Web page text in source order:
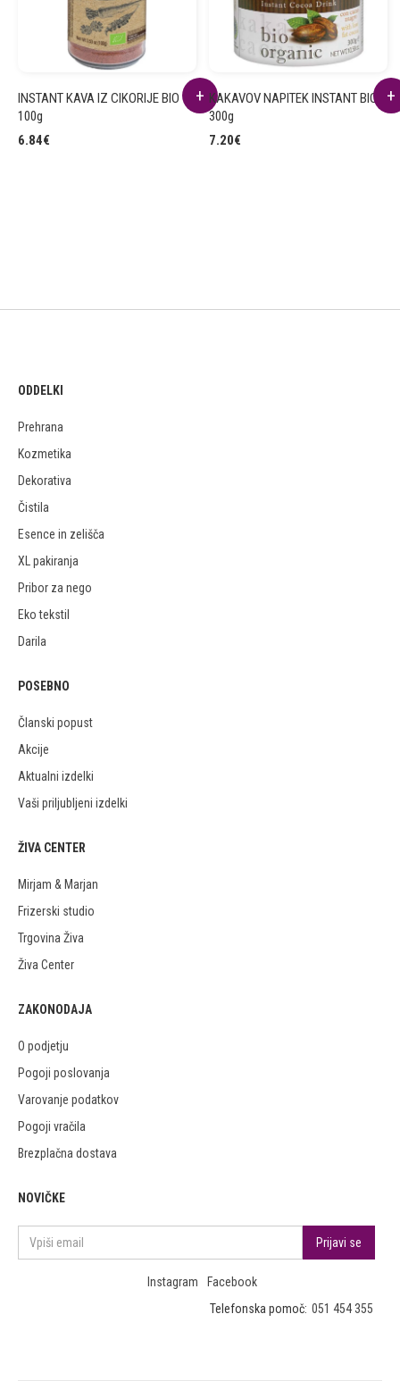
INSTANT KAVA IZ CIKORIJE BIO
100g
6.84€
KAKAVOV NAPITEK INSTANT BIO
300g
7.20€
ODDELKI
Prehrana
Kozmetika
Dekorativa
Čistila
Esence in zelišča
XL pakiranja
Pribor za nego
Eko tekstil
Darila
POSEBNO
Članski popust
Akcije
Aktualni izdelki
Vaši priljubljeni izdelki
ŽIVA CENTER
Mirjam & Marjan
Frizerski studio
Trgovina Živa
Živa Center
ZAKONODAJA
O podjetju
Pogoji poslovanja
Varovanje podatkov
Pogoji vračila
Brezplačna dostava
NOVIČKE
Instagram
Facebook
Telefonska pomoč: 051 454 355